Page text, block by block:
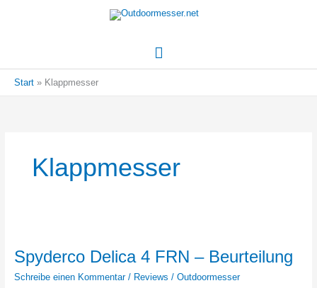
Hauptmenü
Start Klappmesser
Klappmesser
Spyderco Delica 4 FRN – Beurteilung
Schreibe einen Kommentar / Reviews / Outdoormesser